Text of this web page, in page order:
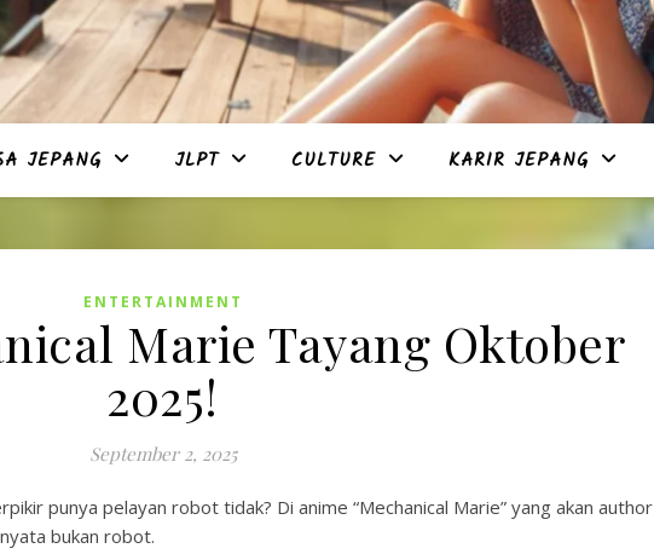
JEPANG JLPT CULTURE KARIR JEPANG
ENTERTAINMENT
Marie Tayang Oktober
2025!
September 2, 2025
punya pelayan robot tidak? Di anime “Mechanical Marie” yang akan author
bukan robot.